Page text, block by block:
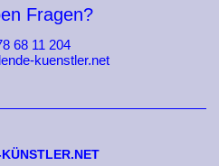
Fragen?
68 11 204
kuenstler.net